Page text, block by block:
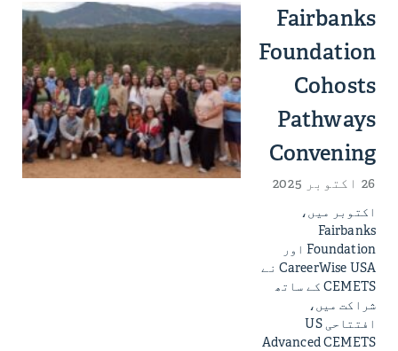
Fairbanks
Foundation
Cohosts
Pathways
Convening
26 اکتوبر 2025
اکتوبر میں،
Fairbanks
Foundation اور
CareerWise USA نے
CEMETS کے ساتھ
شراکت میں،
افتتاحی US
Advanced CEMETS